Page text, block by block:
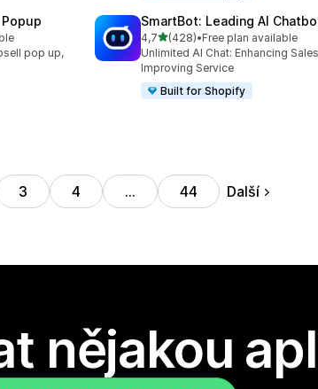
pop up,
SmartBot: Leading AI
4,7z 5 hvězd
(428)
Celkový počet recenzí: 428
•Free plan available
Unlimited AI Chat: Enhancing
Improving Service
Built for Shopify
3 4 … 44 Další
nějakou